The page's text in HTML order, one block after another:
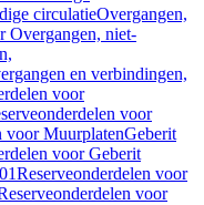
circulatieOvergangen,
Overgangen, niet-
en verbindingen,
voor
voor
voor MuurplatenGeberit
voor Geberit
Reserveonderdelen voor
voor